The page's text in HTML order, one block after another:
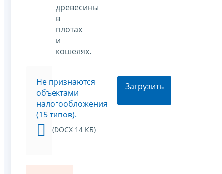
древесины
в
плотах
и
кошелях.
Не признаются
объектами
налогообложения
(15 типов).
(DOCX 14 КБ)
Загрузить